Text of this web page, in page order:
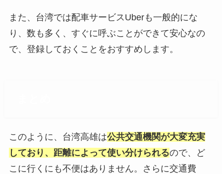
また、台湾では配車サービスUberも一般的にな
り、数も多く、すぐに呼ぶことができて安心なの
で、登録しておくことをおすすめします。
このように、台湾高雄は公共交通機関が大変充実
しており、距離によって使い分けられるので、ど
こに行くにも不便はありません。さらに交通費